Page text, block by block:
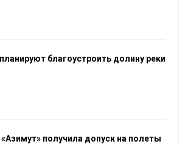
благоустроить долину реки
получила допуск на полеты